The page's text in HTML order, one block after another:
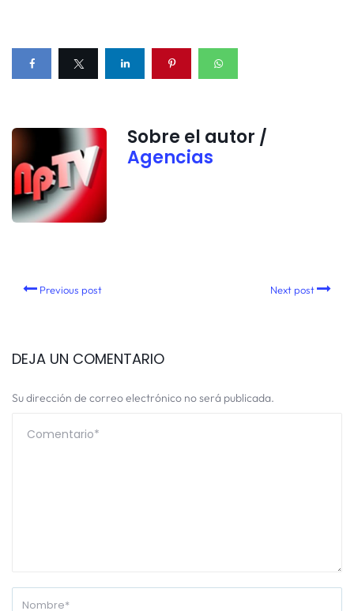
Sobre el autor /
Agencias
Previous post Next post
DEJA UN COMENTARIO
Su dirección de correo electrónico no será publicada.